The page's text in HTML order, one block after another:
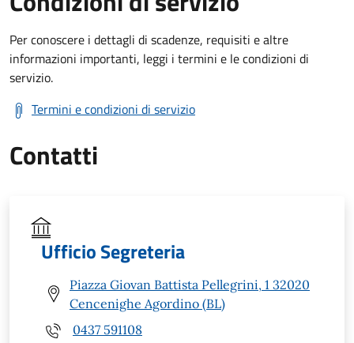
Per conoscere i dettagli di scadenze, requisiti e altre
informazioni importanti, leggi i termini e le condizioni di
servizio.
Termini e condizioni di servizio
Contatti
Ufficio Segreteria
Piazza Giovan Battista Pellegrini, 1 32020
Cencenighe Agordino (BL)
0437 591108